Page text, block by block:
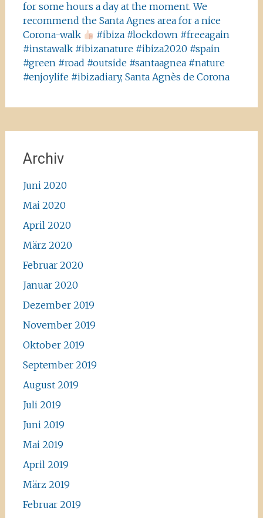
for some hours a day at the moment. We
recommend the Santa Agnes area for a nice
Corona-walk
#ibiza #lockdown #freeagain
#instawalk #ibizanature #ibiza2020 #spain
#green #road #outside #santaagnea #nature
#enjoylife #ibizadiary, Santa Agnès de Corona
Archiv
Juni 2020
Mai 2020
April 2020
März 2020
Februar 2020
Januar 2020
Dezember 2019
November 2019
Oktober 2019
September 2019
August 2019
Juli 2019
Juni 2019
Mai 2019
April 2019
März 2019
Februar 2019